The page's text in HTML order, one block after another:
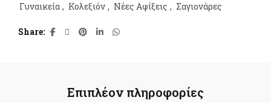
Γυναικεία , Κολεξιόν , Νέες Αφίξεις , Σαγιονάρες
Share
Επιπλέον πληροφορίες